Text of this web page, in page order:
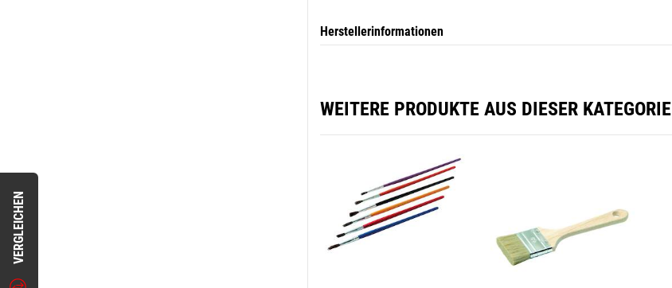
VERGLEICHEN
Herstellerinformationen
WEITERE PRODUKTE AUS DIESER KATEGORIE